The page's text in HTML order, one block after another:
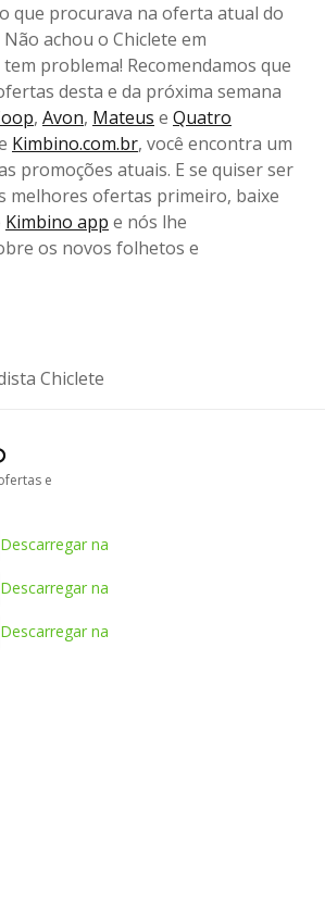
que procurava na oferta atual do
achou o Chiclete em
problema! Recomendamos que
desta e da próxima semana
, Avon, Mateus e Quatro
Kimbino.com.br, você encontra um
promoções atuais. E se quiser ser
melhores ofertas primeiro, baixe
Kimbino app e nós lhe
os novos folhetos e
Chiclete
e
Descarregar na
Descarregar na
Descarregar na